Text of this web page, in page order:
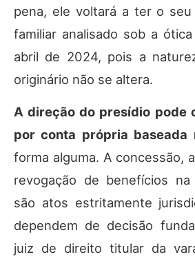
pena, ele voltará a ter o
familiar analisado sob a
abril de 2024, pois a
originário não se altera.
A direção do presídio pode
por conta própria baseada
forma alguma. A concessão,
revogação de benefícios na
são atos estritamente
dependem de decisão
juiz de direito titular da